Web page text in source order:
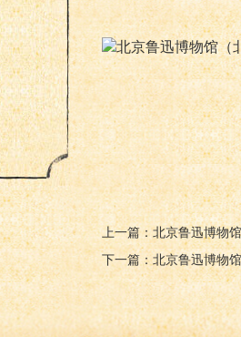
北京鲁迅博物馆（
上一篇：北京鲁迅博物
下一篇：北京鲁迅博物